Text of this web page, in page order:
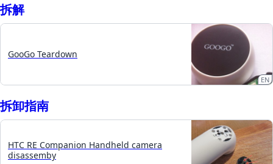
拆​解
GooGo Teardown
EN
拆卸指南
HTC RE Companion Handheld camera
disassemby